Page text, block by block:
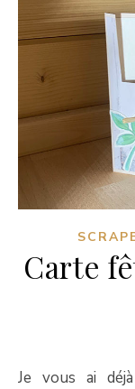
Carte
Je vous ai déjà parlé de la rose dans la vidéo